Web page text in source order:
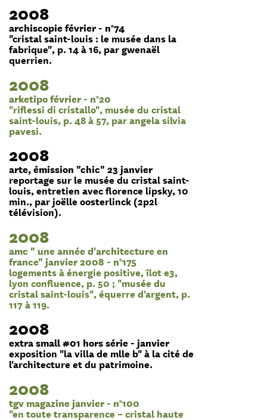
2008
archiscopie février - n°74
"cristal saint-louis : le musée dans la
fabrique", p. 14 à 16, par gwenaël
querrien.
2008
arketipo février - n°20
"riflessi di cristallo", musée du cristal
saint-louis, p. 48 à 57, par angela silvia
pavesi.
2008
arte, émission "chic" 23 janvier
reportage sur le musée du cristal saint-
louis, entretien avec florence lipsky, 10
min., par joëlle oosterlinck (2p2l
télévision).
2008
amc " une année d'architecture en
france" janvier 2008 - n°175
logements à énergie positive, îlot e3,
lyon confluence, p. 50 ; "musée du
cristal saint-louis", équerre d'argent, p.
117 à 119.
2008
extra small #01 hors série - janvier
exposition "la villa de mlle b" à la cité de
l'architecture et du patrimoine.
2008
tgv magazine janvier - n°100
"en toute transparence – cristal haute